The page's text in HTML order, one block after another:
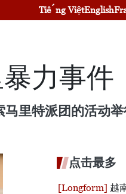
Tiếng ViệtEnglish
力事件
里特派团的活动举
点击最多
越